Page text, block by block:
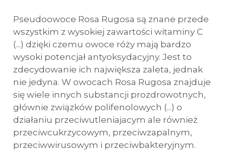
Pseudoowoce Rosa Rugosa są znane przede
wszystkim z wysokiej zawartości witaminy C
(...) dzięki czemu owoce róży mają bardzo
wysoki potencjał antyoksydacyjny. Jest to
zdecydowanie ich największa zaleta, jednak
nie jedyna. W owocach Rosa Rugosa znajduje
się wiele innych substancji prozdrowotnych,
głównie związków polifenolowych (...) o
działaniu przeciwutleniajacym ale również
przeciwcukrzycowym, przeciwzapalnym,
przeciwwirusowym i przeciwbakteryjnym.